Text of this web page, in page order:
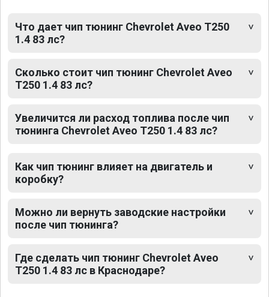
Что дает чип тюнинг Chevrolet Aveo T250
1.4 83 лс?
Сколько стоит чип тюнинг Chevrolet Aveo
T250 1.4 83 лс?
Увеличится ли расход топлива после чип
тюнинга Chevrolet Aveo T250 1.4 83 лс?
Как чип тюнинг влияет на двигатель и
коробку?
Можно ли вернуть заводские настройки
после чип тюнинга?
Где сделать чип тюнинг Chevrolet Aveo
T250 1.4 83 лс в Краснодаре?